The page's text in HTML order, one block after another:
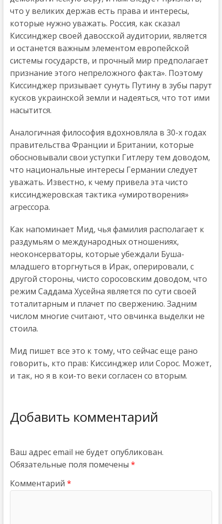
что у великих держав есть права и интересы,
которые нужно уважать. Россия, как сказал
Киссинджер своей давосской аудитории, является
и останется важным элементом европейской
системы государств, и прочный мир предполагает
признание этого непреложного факта». Поэтому
Киссинджер призывает сунуть Путину в зубы парут
кусков украинской земли и надеяться, что тот ими
насытится.
Аналогичная философия вдохновляла в 30-х годах
правительства Франции и Британии, которые
обосновывали свои уступки Гитлеру тем доводом,
что национальные интересы Германии следует
уважать. Известно, к чему привела эта чисто
киссинджеровская тактика «умиротворения»
агрессора.
Как напоминает Мид, чья фамилия располагает к
раздумьям о международных отношениях,
неоконсерваторы, которые убеждали Буша-
младшего вторгнуться в Ирак, оперировали, с
другой стороны, чисто соросовским доводом, что
режим Саддама Хусейна является по сути своей
тоталитарным и плачет по свержению. Задним
числом многие считают, что овчинка выделки не
стоила.
Мид пишет все это к тому, что сейчас еще рано
говорить, кто прав: Киссинджер или Сорос. Может,
и так, но я в кои-то веки согласен со вторым.
Добавить комментарий
Ваш адрес email не будет опубликован.
Обязательные поля помечены *
Комментарий *